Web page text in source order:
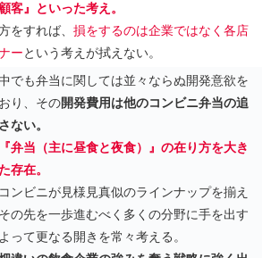
客』といった考え。
をすれば、 損をするのは企業ではなく各店
ーという考えが拭えない。
でも弁当に関しては並々ならぬ開発意欲を
り、その開発費用は他のコンビニ弁当の追
ない。
弁当（主に昼食と夜食）』の在り方を大き
存在。
ンビニが見様見真似のラインナップを揃え
の先を一歩進むべく多くの分野に手を出す
って更なる開きを常々考える。